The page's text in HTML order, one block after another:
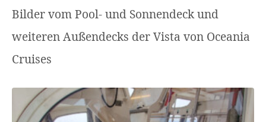
Bilder vom Pool- und Sonnendeck und
weiteren Außendecks der Vista von Oceania
Cruises